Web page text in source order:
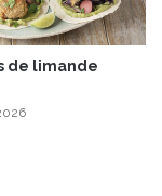
de limande